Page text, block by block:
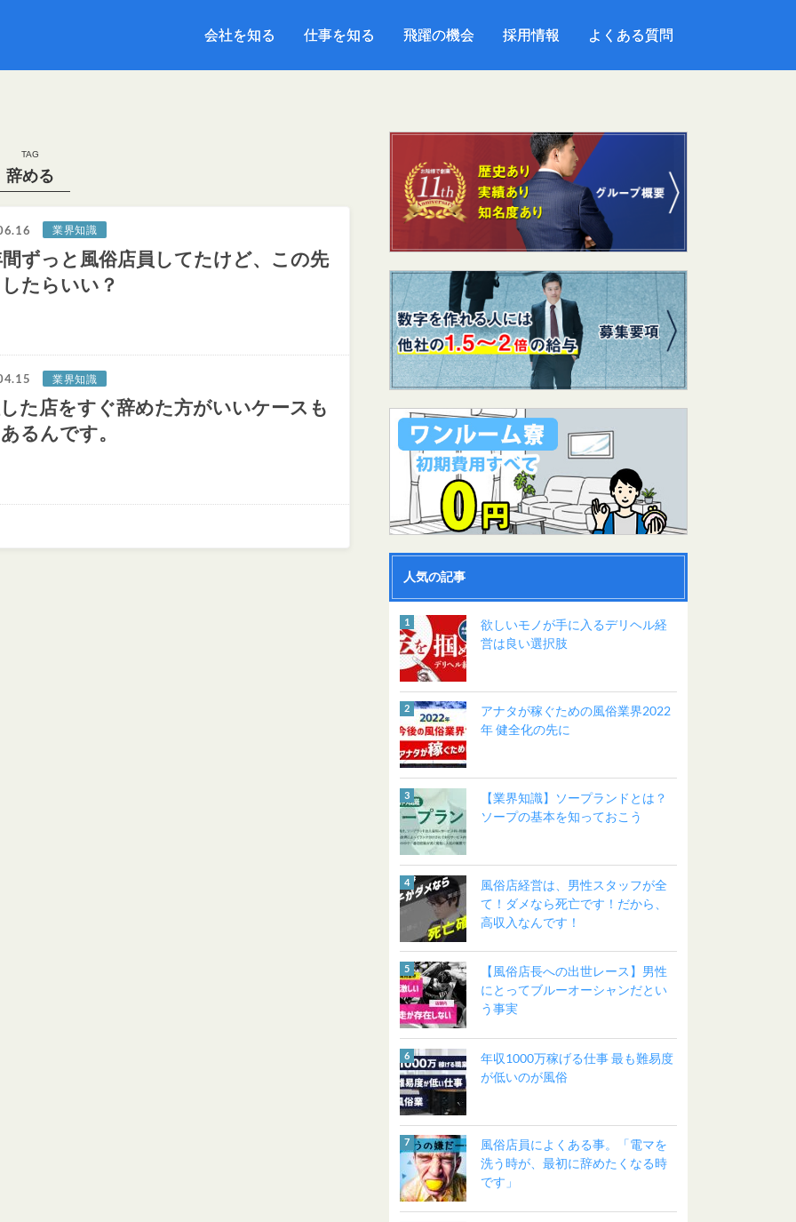
会社を知る 仕事を知る 飛躍の機会 採用情報 よくある質問
会社を知る 仕事を知る 飛躍の機会 採用情報 よくある質問
TAG
辞める
業界知識
ずっと風俗店員してたけど、この先
たらいい？
業界知識
た店をすぐ辞めた方がいいケースも
るんです。
人気の記事
欲しいモノが手に入るデリヘル経
営は良い選択肢
アナタが稼ぐための風俗業界2022
年 健全化の先に
【業界知識】ソープランドとは？
ソープの基本を知っておこう
風俗店経営は、男性スタッフが全
て！ダメなら死亡です！だから、
高収入なんです！
【風俗店長への出世レース】男性
にとってブルーオーシャンだとい
う事実
年収1000万稼げる仕事 最も難易度
が低いのが風俗
風俗店員によくある事。「電マを
洗う時が、最初に辞めたくなる時
です」